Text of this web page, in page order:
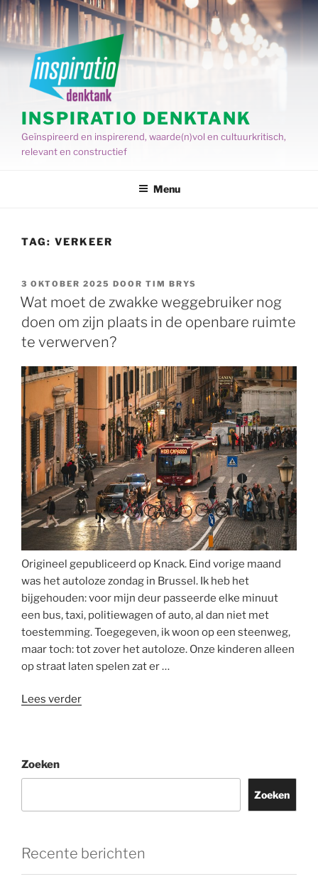
Spring
naar
de
inhoud
INSPIRATIO DENKTANK
Geïnspireerd en inspirerend, waarde(n)vol en cultuurkritisch,
relevant en constructief
Menu
TAG: VERKEER
GEPLAATST
OP
3 OKTOBER 2025 DOOR TIM BRYS
Wat moet de zwakke weggebruiker nog
doen om zijn plaats in de openbare ruimte
te verwerven?
Origineel gepubliceerd op Knack. Eind vorige maand
was het autoloze zondag in Brussel. Ik heb het
bijgehouden: voor mijn deur passeerde elke minuut
een bus, taxi, politiewagen of auto, al dan niet met
toestemming. Toegegeven, ik woon op een steenweg,
maar toch: tot zover het autoloze. Onze kinderen alleen
op straat laten spelen zat er …
Lees verder“Wat
plaats
Zoeken
Zoeken
Recente berichten